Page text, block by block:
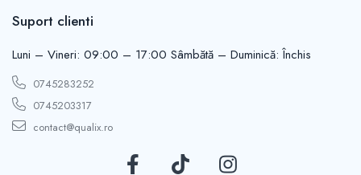
Suport clienti
Luni – Vineri: 09:00 – 17:00 Sâmbătă – Duminică: Închis
0745283252
0745203317
contact@qualix.ro